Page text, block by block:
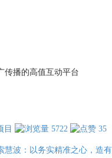
传播的高值互动平台
目 5722 35
慧波：以务实精准之心，造有